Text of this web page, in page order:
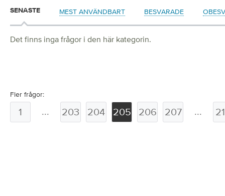
SENASTE MEST ANVÄNDBART BESVARADE
Det finns inga frågor i den här kategorin.
Fler frågor:
1 ... 203 204 205 206 207 ...